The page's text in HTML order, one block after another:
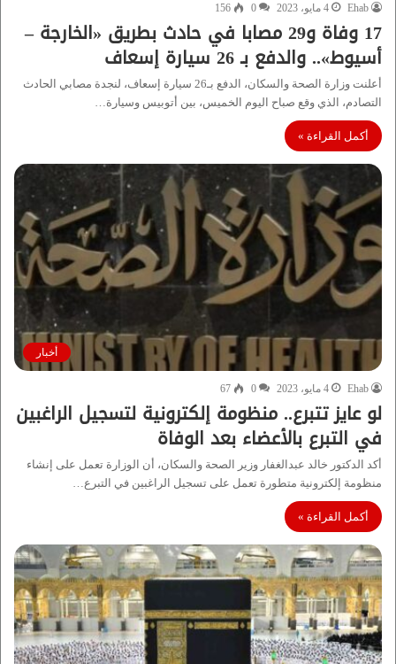
Ehab 4 مايو، 2023 0
156
17 وفاة و29 مصابا في حادث بطريق «الخارجة –
أسيوط».. والدفع بـ 26 سيارة إسعاف
أعلنت وزارة الصحة والسكان، الدفع بـ26 سيارة إسعاف، لنجدة مصابي الحادث
التصادم، الذي وقع صباح اليوم الخميس، بين أتوبيس وسيارة…
أكمل القراءة »
أخبار
Ehab 4 مايو، 2023 0
67
لو عايز تتبرع.. منظومة إلكترونية لتسجيل الراغبين
في التبرع بالأعضاء بعد الوفاة
أكد الدكتور خالد عبدالغفار وزير الصحة والسكان، أن الوزارة تعمل على إنشاء
منظومة إلكترونية متطورة تعمل على تسجيل الراغبين في التبرع…
أكمل القراءة »